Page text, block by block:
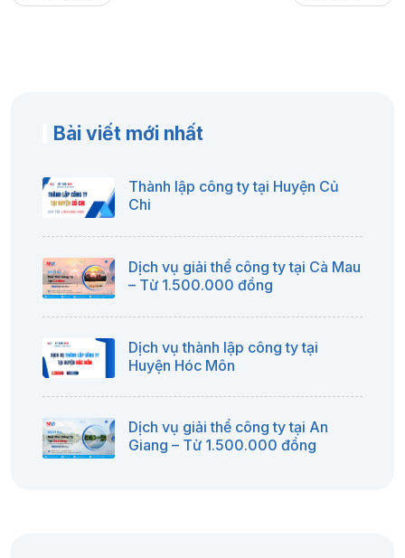
Bài viết mới nhất
Thành lập công ty tại Huyện Củ
Chi
Dịch vụ giải thể công ty tại Cà Mau
– Từ 1.500.000 đồng
Dịch vụ thành lập công ty tại
Huyện Hóc Môn
Dịch vụ giải thể công ty tại An
Giang – Từ 1.500.000 đồng